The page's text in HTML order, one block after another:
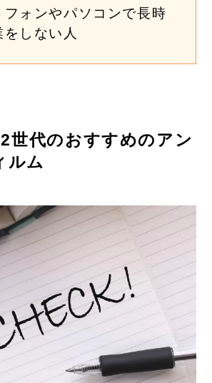
フォンやパソコンで長時
しない人
世代のおすすめのアン
ルム